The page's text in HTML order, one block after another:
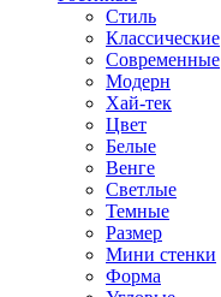
Стиль
Классические
Современные
Модерн
Хай-тек
Цвет
Белые
Венге
Светлые
Темные
Размер
Мини стенки
Форма